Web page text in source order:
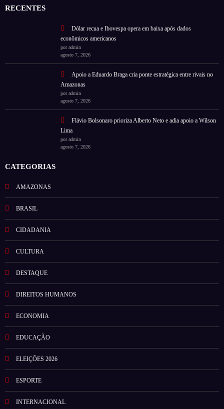
RECENTES
Dólar recua e Ibovespa opera em baixa após dados
econômicos americanos
por admin
agosto 7, 2026
Apoio a Eduardo Braga cria ponte estratégica entre rivais no
Amazonas
por admin
agosto 7, 2026
Flávio Bolsonaro prioriza Alberto Neto e adia apoio a Wilson
Lima
por admin
agosto 7, 2026
CATEGORIAS
AMAZONAS
BRASIL
CIDADANIA
CULTURA
DESTAQUE
DIREITOS HUMANOS
ECONOMIA
EDUCAÇÃO
ELEIÇÕES 2026
ESPORTE
INTERNACIONAL